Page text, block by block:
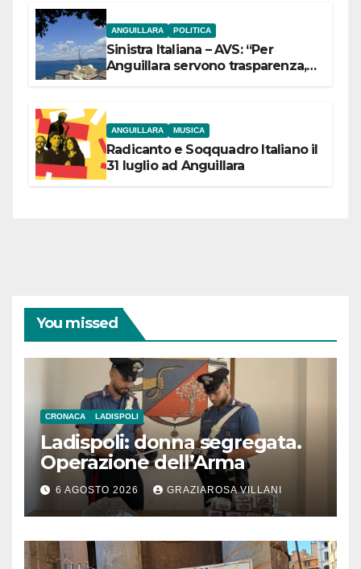
ANGUILLARA POLITICA
Sinistra Italiana – AVS: “Per
Anguillara servono trasparenza,
ANGUILLARA MUSICA
Radicanto e Soqquadro Italiano il
31 luglio ad Anguillara
You missed
CRONACA LADISPOLI
Ladispoli: donna segregata.
Operazione dell’Arma
6 AGOSTO 2026 GRAZIAROSA VILLANI